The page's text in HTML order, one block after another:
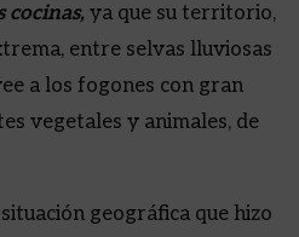
cocinas, ya que su territorio,
entre selvas lluviosas
a los fogones con gran
vegetales y animales, de
geográfica que hizo